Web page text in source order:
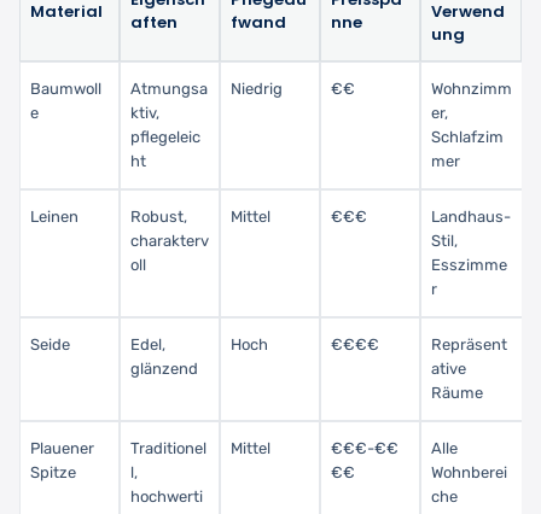
Material
aften
fwand
nne
Verwend
ung
Baumwoll
e
Atmungsa
ktiv,
pflegeleic
ht
Niedrig €€
Wohnzimm
er,
Schlafzim
mer
Leinen
Robust,
charakterv
oll
Mittel €€€
Landhaus-
Stil,
Esszimme
r
Seide
Edel,
glänzend
Hoch €€€€
Repräsent
ative
Räume
Plauener
Spitze
Traditionel
l,
hochwerti
Mittel
€€€-€€
€€
Alle
Wohnberei
che